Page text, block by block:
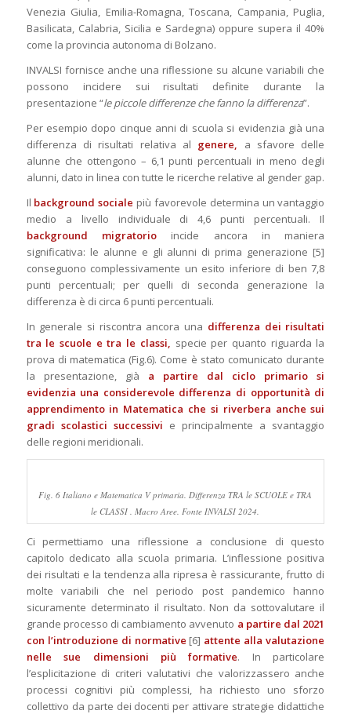
Venezia Giulia, Emilia-Romagna, Toscana, Campania, Puglia,
Basilicata, Calabria, Sicilia e Sardegna) oppure supera il 40%
come la provincia autonoma di Bolzano.
INVALSI fornisce anche una riflessione su alcune variabili che
possono incidere sui risultati definite durante la
presentazione “le piccole differenze che fanno la differenza”.
Per esempio dopo cinque anni di scuola si evidenzia già una
differenza di risultati relativa al genere, a sfavore delle
alunne che ottengono – 6,1 punti percentuali in meno degli
alunni, dato in linea con tutte le ricerche relative al gender gap.
Il background sociale più favorevole determina un vantaggio
medio a livello individuale di 4,6 punti percentuali. Il
background migratorioincide ancora in maniera
significativa: le alunne e gli alunni di prima generazione [5]
conseguono complessivamente un esito inferiore di ben 7,8
punti percentuali; per quelli di seconda generazione la
differenza è di circa 6 punti percentuali.
In generale si riscontra ancora una differenza dei risultati
tra le scuole e tra le classi, specie per quanto riguarda la
prova di matematica (Fig.6). Come è stato comunicato durante
la presentazione, già a partire dal ciclo primario si
evidenzia una considerevole differenza di opportunità di
apprendimento in Matematica che si riverbera anche sui
gradi scolastici successivi e principalmente a svantaggio
delle regioni meridionali.
Fig. 6 Italiano e Matematica V primaria. Differenza TRA le SCUOLE e TRA
le CLASSI . Macro Aree. Fonte INVALSI 2024.
Ci permettiamo una riflessione a conclusione di questo
capitolo dedicato alla scuola primaria. L’inflessione positiva
dei risultati e la tendenza alla ripresa è rassicurante, frutto di
molte variabili che nel periodo post pandemico hanno
sicuramente determinato il risultato. Non da sottovalutare il
grande processo di cambiamento avvenuto a partire dal 2021
con l’introduzione di normative [6] attente alla valutazione
nelle sue dimensioni più formative. In particolare
l’esplicitazione di criteri valutativi che valorizzassero anche
processi cognitivi più complessi, ha richiesto uno sforzo
collettivo da parte dei docenti per attivare strategie didattiche